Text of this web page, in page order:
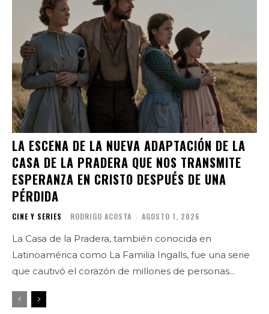
LA ESCENA DE LA NUEVA ADAPTACIÓN DE LA
CASA DE LA PRADERA QUE NOS TRANSMITE
ESPERANZA EN CRISTO DESPUÉS DE UNA
PÉRDIDA
CINE Y SERIES RODRIGO ACOSTA - AGOSTO 1, 2026
La Casa de la Pradera, también conocida en
Latinoamérica como La Familia Ingalls, fue una serie
que cautivó el corazón de millones de personas...